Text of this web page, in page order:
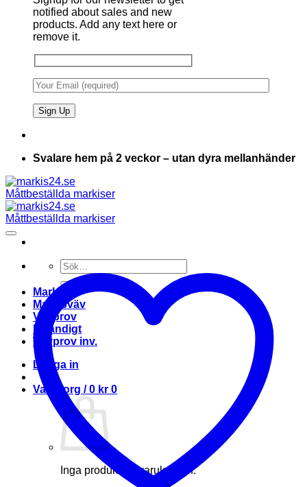
notified about sales and new
products. Add any text here or
remove it.
Svalare hem på 2 veckor – utan dyra mellanhänder
Sök
efter:
Markis
Markisväv
Vävprov
Invändigt
Vävprov inv.
Logga in
Varukorg /0 kr 0
Inga produkter i varukorgen.